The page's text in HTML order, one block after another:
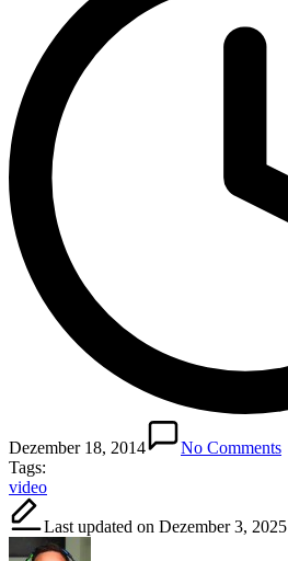
Dezember 18, 2014
No Comments
Tags:
video
Last updated on Dezember 3, 2025